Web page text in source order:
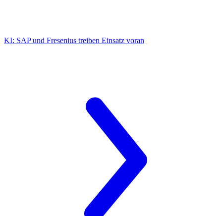
KI: SAP und Fresenius treiben Einsatz voran